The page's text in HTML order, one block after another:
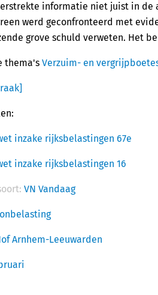
informatie niet juist in de
werd geconfronteerd met
grove schuld verweten. Het
thema's Verzuim- en
inzake rijksbelastingen 67e
inzake rijksbelastingen 16
VN Vandaag
Arnhem-Leeuwarden